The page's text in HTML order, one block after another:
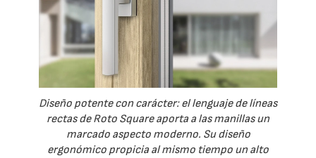
Diseño potente con carácter: el lenguaje de líneas
rectas de Roto Square aporta a las manillas un
marcado aspecto moderno. Su diseño
ergonómico propicia al mismo tiempo un alto